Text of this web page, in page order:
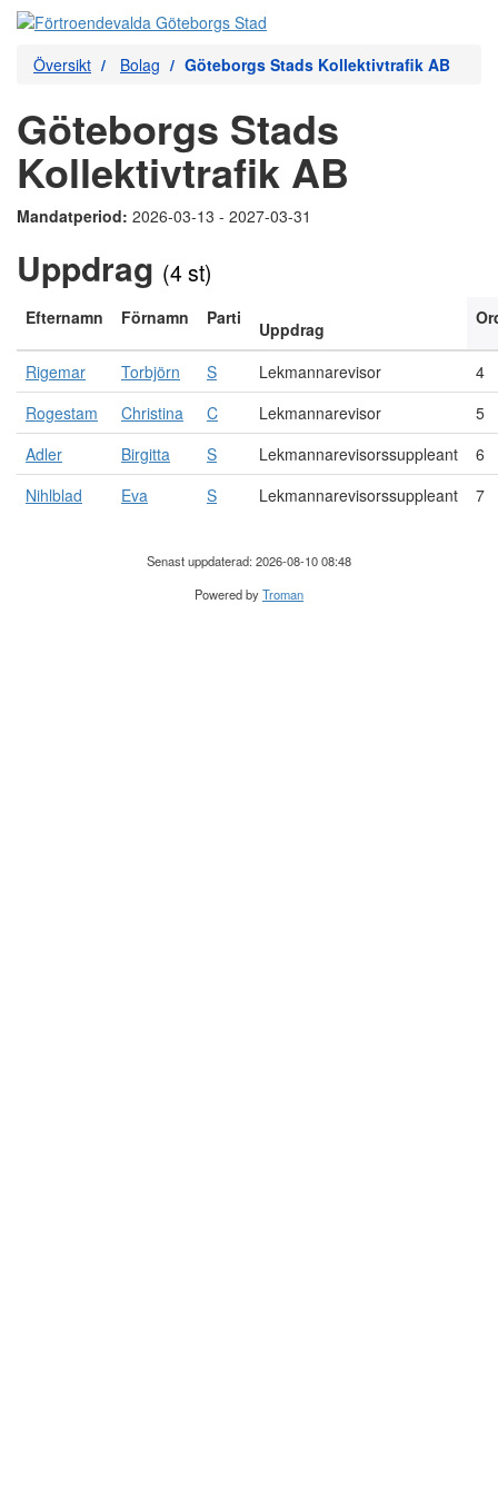
Översikt Bolag Göteborgs Stads Kollektivtrafik AB
Göteborgs Stads
Kollektivtrafik AB
Mandatperiod: 2026-03-13 - 2027-03-31
Uppdrag (4 st)
Efternamn Förnamn Parti
Uppdrag
Rigemar Torbjörn S Lekmannarevisor
4
Rogestam
Christina C Lekmannarevisor
5
Adler
Birgitta S Lekmannarevisorssuppleant
6
Nihlblad
Eva S Lekmannarevisorssuppleant 7
Senast uppdaterad: 2026-08-10 08:48
Powered byTroman